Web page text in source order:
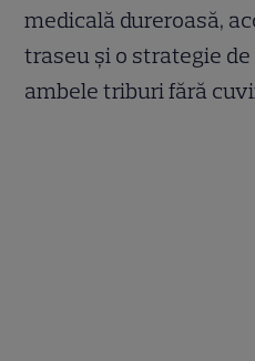
medicală dureroasă,
traseu și o strategie
ambele triburi fără